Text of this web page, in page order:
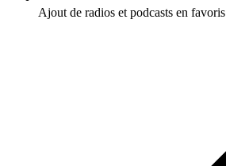
Ajout de radios et podcasts en favoris